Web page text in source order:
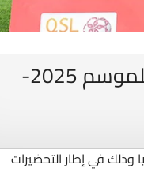
الزعيم يعلن عن برنامج اعداد الفريق الاول للموسم 2025-
وذلك في إطار التحضيرات